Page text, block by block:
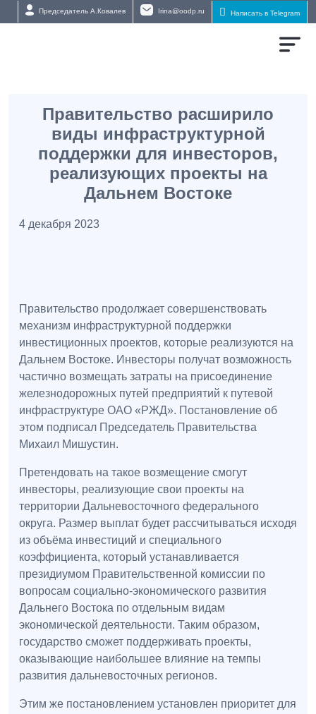
Председатель А.Ковалев Irina@oodp.ru Написать в Telegram
Правительство расширило
виды инфраструктурной
поддержки для инвесторов,
реализующих проекты на
Дальнем Востоке
4 декабря 2023
Правительство продолжает совершенствовать
механизм инфраструктурной поддержки
инвестиционных проектов, которые реализуются на
Дальнем Востоке. Инвесторы получат возможность
частично возмещать затраты на присоединение
железнодорожных путей предприятий к путевой
инфраструктуре ОАО «РЖД». Постановление об
этом подписал Председатель Правительства
Михаил Мишустин.
Претендовать на такое возмещение смогут
инвесторы, реализующие свои проекты на
территории Дальневосточного федерального
округа. Размер выплат будет рассчитываться исходя
из объёма инвестиций и специального
коэффициента, который устанавливается
президиумом Правительственной комиссии по
вопросам социально-экономического развития
Дальнего Востока по отдельным видам
экономической деятельности. Таким образом,
государство сможет поддерживать проекты,
оказывающие наибольшее влияние на темпы
развития дальневосточных регионов.
Этим же постановлением установлен приоритет для